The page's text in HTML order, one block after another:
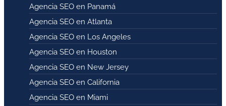
Agencia SEO en Panamá
Agencia SEO en Atlanta
Agencia SEO en Los Angeles
Agencia SEO en Houston
Agencia SEO en New Jersey
Agencia SEO en California
Agencia SEO en Miami